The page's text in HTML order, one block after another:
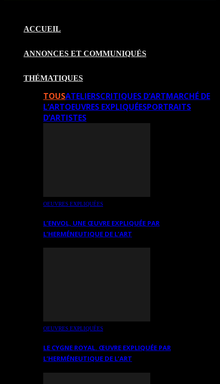
ACCUEIL
ANNONCES ET COMMUNIQUÉS
THÉMATIQUES
TOUSATELIERSCRITIQUES D’ARTMARCHÉ DE
L’ARTOEUVRES EXPLIQUÉESPORTRAITS
D’ARTISTES
OEUVRES EXPLIQUÉES
L’ENVOL, UNE ŒUVRE EXPLIQUÉE PAR
L’HERMÉNEUTIQUE DE L’ART
OEUVRES EXPLIQUÉES
LE CYGNE ROYAL. ŒUVRE EXPLIQUÉE PAR
L’HERMÉNEUTIQUE DE L’ART